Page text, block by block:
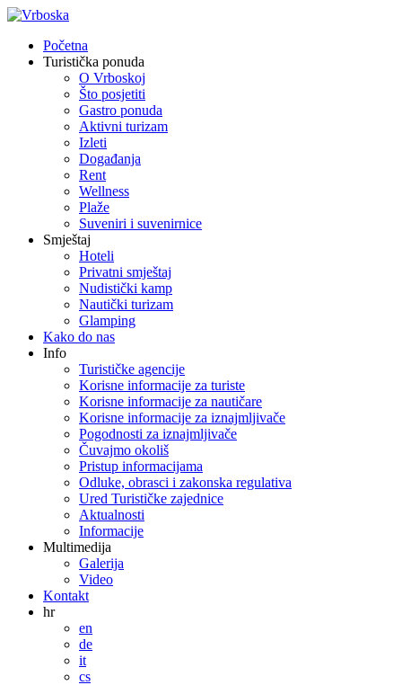
Početna
Turistička ponuda
O Vrboskoj
Što posjetiti
Gastro ponuda
Aktivni turizam
Izleti
Događanja
Rent
Wellness
Plaže
Suveniri i suvenirnice
Smještaj
Hoteli
Privatni smještaj
Nudistički kamp
Nautički turizam
Glamping
Kako do nas
Info
Turističke agencije
Korisne informacije za turiste
Korisne informacije za nautičare
Korisne informacije za iznajmljivače
Pogodnosti za iznajmljivače
Čuvajmo okoliš
Pristup informacijama
Odluke, obrasci i zakonska regulativa
Ured Turističke zajednice
Aktualnosti
Informacije
Multimedija
Galerija
Video
Kontakt
hr
en
de
it
cs